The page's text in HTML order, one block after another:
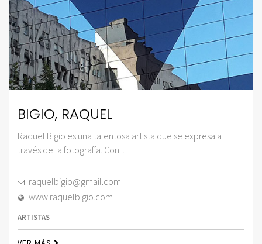
BIGIO, RAQUEL
Raquel Bigio es una talentosa artista que se expresa a
través de la fotografía. Con...
raquelbigio@gmail.com
www.raquelbigio.com
ARTISTAS